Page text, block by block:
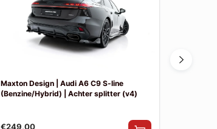
Maxton Design | Audi A6 C9 S-line
(Benzine/Hybrid) | Achter splitter (v4)
€249,00